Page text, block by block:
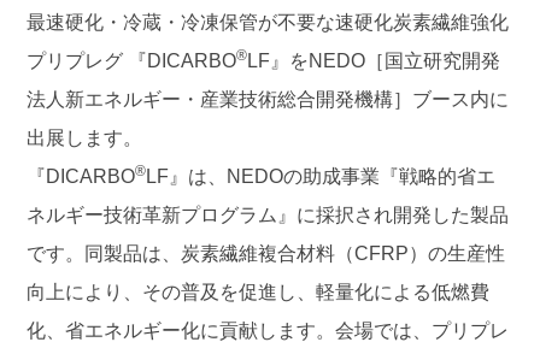
最速硬化・冷蔵・冷凍保管が不要な速硬化炭素繊維強化
プリプレグ 『DICARBO® LF』 をNEDO［国立研究開発
法人新エネルギー・産業技術総合開発機構］ブース内に
出展します。
『DICARBO® LF』 は、NEDOの助成事業『戦略的省エ
ネルギー技術革新プログラム』に採択され開発した製品
です。同製品は、炭素繊維複合材料（CFRP）の生産性
向上により、その普及を促進し、軽量化による低燃費
化、省エネルギー化に貢献します。会場では、プリプレ